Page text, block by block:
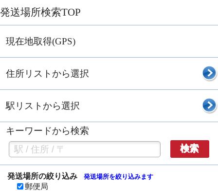
発送場所検索TOP
現在地取得(GPS)
住所リストから選択
駅リストから選択
キーワードから検索
検索
発送場所の絞り込み 発送場所を絞り込みます
郵便局